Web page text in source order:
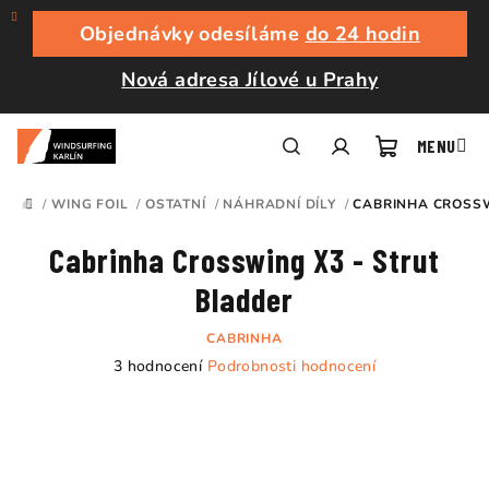
Přejít
obsah
Objednávky odesíláme do 24 hodin
Nová adresa Jílové u Prahy
DOMŮ
/ WING FOIL / OSTATNÍ / NÁHRADNÍ DÍLY / CABRINHA
Cabrinha Crosswing X3 - Strut
Bladder
CABRINHA
Průměrné
3 hodnocení Podrobnosti hodnocení